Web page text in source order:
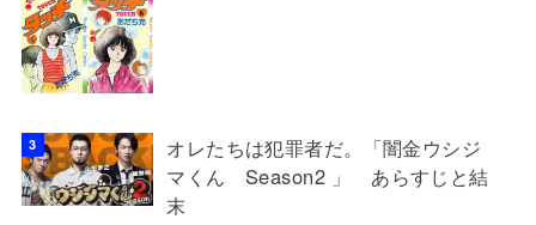
オレたちは犯罪者だ。「闇金ウシジ
マくん Season2 」 あらすじと結
末